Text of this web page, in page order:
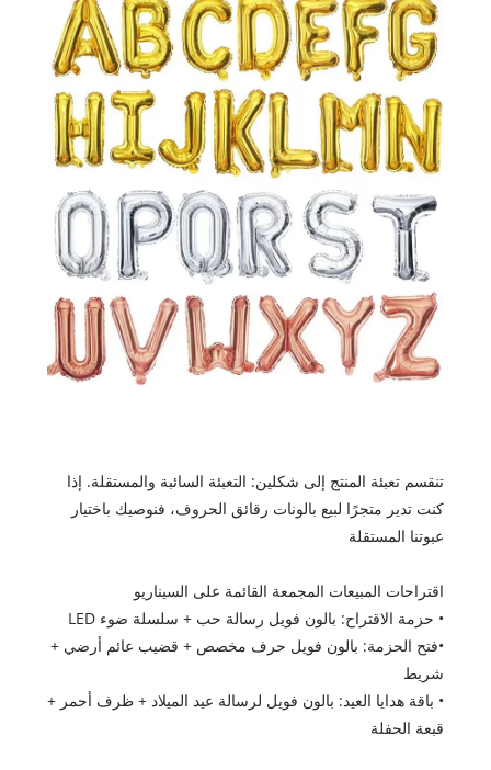
تنقسم تعبئة المنتج إلى شكلين: التعبئة السائبة والمستقلة. إذا
كنت تدير متجرًا لبيع بالونات رقائق الحروف، فنوصيك باختيار
عبوتنا المستقلة
اقتراحات المبيعات المجمعة القائمة على السيناريو
• حزمة الاقتراح: بالون فويل رسالة حب + سلسلة ضوء LED
•فتح الحزمة: بالون فويل حرف مخصص + قضيب عائم أرضي +
شريط
• باقة هدايا العيد: بالون فويل لرسالة عيد الميلاد + ظرف أحمر +
قبعة الحفلة